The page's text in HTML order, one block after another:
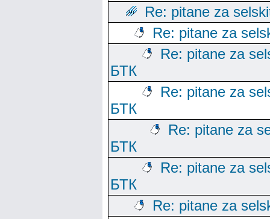
Re: pitane za
Re: pitane za
Re: pitane za
БТК
Re: pitane za
БТК
Re: pitane za
БТК
Re: pitane za
БТК
Re: pitane za